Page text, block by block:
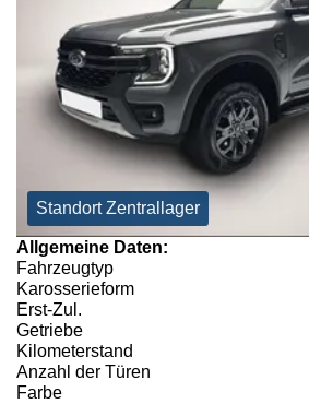
Standort Zentrallager
Allgemeine Daten:
Fahrzeugtyp
Karosserieform
Erst-Zul.
Getriebe
Kilometerstand
Anzahl der Türen
Farbe